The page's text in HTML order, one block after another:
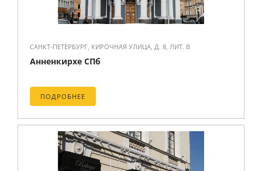
САНКТ-ПЕТЕРБУРГ, КИРОЧНАЯ УЛИЦА, Д. 8, ЛИТ. В
Анненкирхе СПб
ПОДРОБНЕЕ